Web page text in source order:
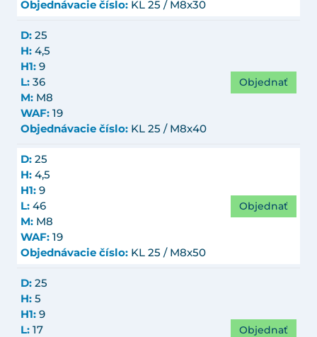
Objednávacie číslo: KL 25 / M8x30
D: 25
H: 4,5
H1: 9
L: 36
M: M8
WAF: 19
Objednávacie číslo: KL 25 / M8x40
Objednať
D: 25
H: 4,5
H1: 9
L: 46
M: M8
WAF: 19
Objednávacie číslo: KL 25 / M8x50
Objednať
D: 25
H: 5
H1: 9
L: 17
Objednať